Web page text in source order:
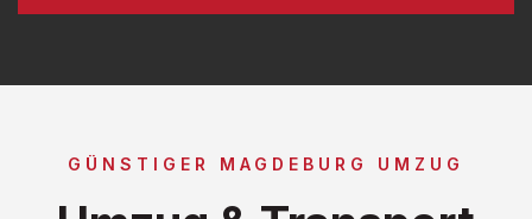
GÜNSTIGER MAGDEBURG UMZUG